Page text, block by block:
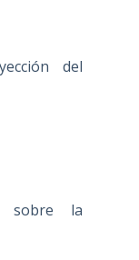
del
sobre la